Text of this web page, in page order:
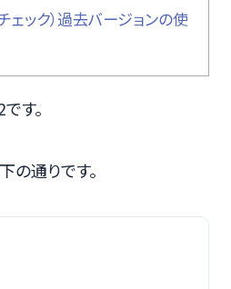
ェック）過去バージョンの使
す。
の通りです。